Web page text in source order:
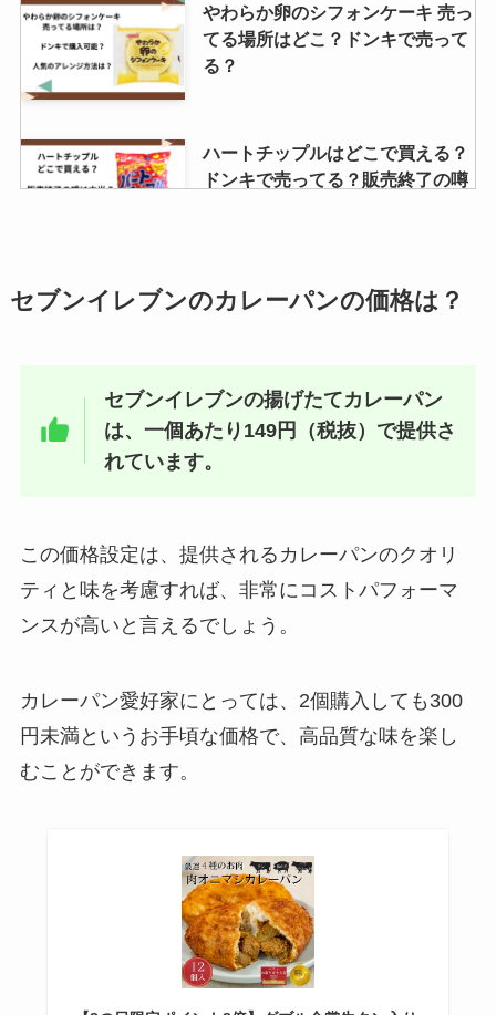
やわらか卵のシフォンケーキ 売っ
てる場所はどこ？ドンキで売って
る？
ハートチップルはどこで買える？
ドンキで売ってる？販売終了の噂
源氏パイ 販売終了？売ってないっ
激辛マニア 販売中止の理由は？辛
さレベルはどれ位？？
カルディで売ってる？？
広島はっさく大福はどこで買え
る？東京ではどこで売ってる？販
キシリトールガム 歯科専用はどこ
で売ってる?ドラックストアで買
える？
セブンイレブンのカレーパンの価格は？
セブンイレブンの揚げたてカレーパン
は、一個あたり149円（税抜）で提供さ
れています。
この価格設定は、提供されるカレーパンのクオリ
ティと味を考慮すれば、非常にコストパフォーマ
ンスが高いと言えるでしょう。
カレーパン愛好家にとっては、2個購入しても300
円未満というお手頃な価格で、高品質な味を楽し
むことができます。